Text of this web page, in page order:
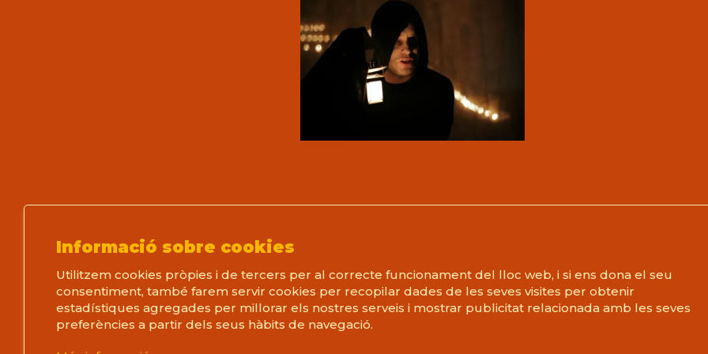
Festival de Llegendes de Catalunya
Prats, 14 (La Casa del Teatre Nu)
08712 Sant Martí de Tous (Barcelona)
T 93 805 08 63
Sitemap | Avís Legal | Ús de Cookies | Política de
Termes i condicions de venda
Informació sobre cookies
Utilitzem cookies pròpies i de tercers per al correcte funcionament del lloc web, i si ens dona el seu
consentiment, també farem servir cookies per recopilar dades de les seves visites per obtenir
estadístiques agregades per millorar els nostres serveis i mostrar publicitat relacionada amb les seves
preferències a partir dels seus hàbits de navegació.